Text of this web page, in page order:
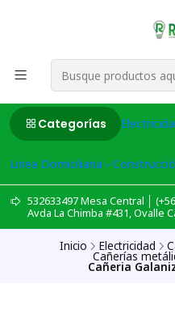
Categorías
Linea Domiciliaria
532633497 Mesa Central │
Avda La Chimba #431, Ovalle
Inicio Electricidad
Cañerías
Cañeria